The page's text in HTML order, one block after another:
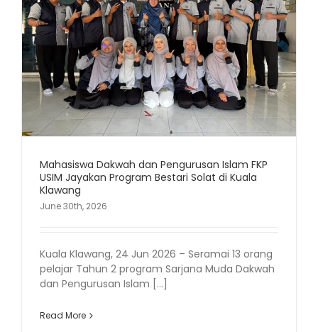
Mahasiswa Dakwah dan Pengurusan Islam FKP
USIM Jayakan Program Bestari Solat di Kuala
Klawang
June 30th, 2026
Kuala Klawang, 24 Jun 2026 – Seramai 13 orang
pelajar Tahun 2 program Sarjana Muda Dakwah
dan Pengurusan Islam [...]
Read More